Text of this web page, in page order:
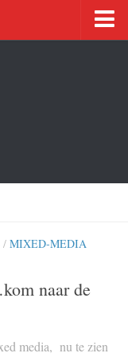
/ MIXED-MEDIA
naar de
media, nu te zien